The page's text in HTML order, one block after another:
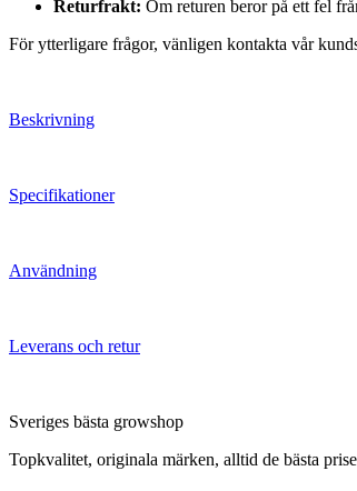
Returfrakt: Om returen beror på ett fel
För ytterligare frågor, vänligen kontakta vår
Beskrivning
Specifikationer
Användning
Leverans och retur
Sveriges bästa growshop
Topkvalitet, originala märken, alltid de bästa